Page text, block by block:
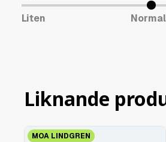
Liten Normal
Liknande
MOA LINDGREN